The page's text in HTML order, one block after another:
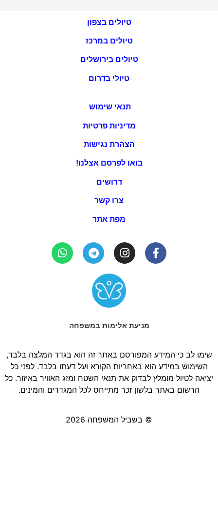
טיולים בצפון
טיולים במרכז
טיולים בירושלים
טיולי בדרום
תנאי שימוש
מדיניות פרטיות
הצהרת נגישות
בואו לפרסם אצלנו!
דרושים
צרו קשר
מפת אתר
מניעת אלימות במשפחה
שימו לב כי המידע המפורסם באתר זה הוא בגדר המלצה בלבד,
השימוש במידע הוא באחריות הקורא ועל דעתו בלבד. לפני כל
יציאה לטיול מומלץ לבדוק את תנאי השטח ומזג האוויר באיזור. כל
הרשום באתר בלשון זכר מתייחס לכל המגדרים והמינים.
© בשביל המשפחה 2026